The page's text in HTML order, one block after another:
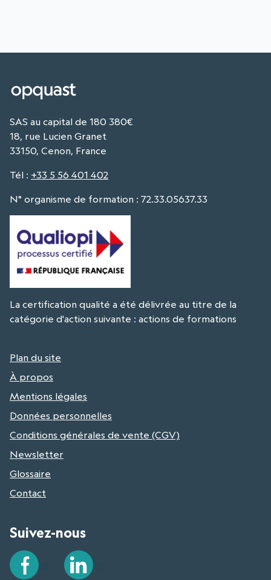
SAS au capital de 180 380€
18, rue Lucien Granet
33150, Cenon, France
Tél : +33 5 56 401 402
N° organisme de formation : 72.33.05637.33
La certification qualité a été délivrée au titre de la
catégorie d'action suivante : actions de formations
Plan du site
À propos
Mentions légales
Données personnelles
Conditions générales de vente (CGV)
Newsletter
Glossaire
Contact
Suivez-nous
Facebook